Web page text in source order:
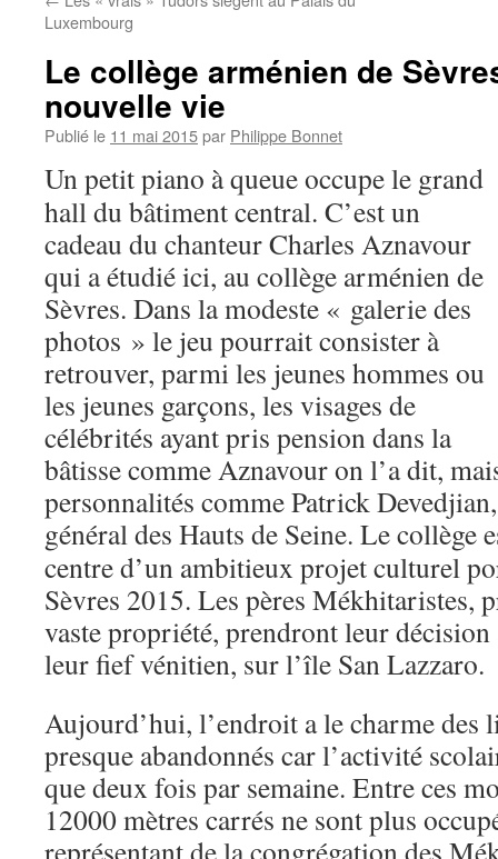
Luxembourg
Le collège arménien de
nouvelle vie
Publié le 11 mai 2015par Philippe Bonnet
Un petit piano à queue occupe le grand
hall du bâtiment central. C’est un
cadeau du chanteur Charles Aznavour
qui a étudié ici, au collège arménien de
Sèvres. Dans la modeste « galerie des
photos » le jeu pourrait consister à
retrouver, parmi les jeunes hommes ou
les jeunes garçons, les visages de
célébrités ayant pris pension dans la
bâtisse comme Aznavour on l’a dit,
personnalités comme Patrick
général des Hauts de Seine. Le collège
centre d’un ambitieux projet culturel
Sèvres 2015. Les pères Mékhitaristes,
vaste propriété, prendront leur décision
leur fief vénitien, sur l’île San Lazzaro.
Aujourd’hui, l’endroit a le charme des
presque abandonnés car l’activité
que deux fois par semaine. Entre ces
12000 mètres carrés ne sont plus
représentant de la congrégation des